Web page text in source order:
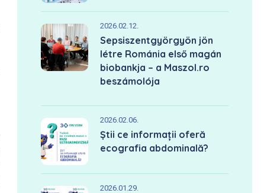
2026.02.12.
Sepsiszentgyörgyön jön
létre Románia első magán
biobankja – a Maszol.ro
beszámolója
2026.02.06.
Știi ce informații oferă
ecografia abdominală?
2026.01.29.